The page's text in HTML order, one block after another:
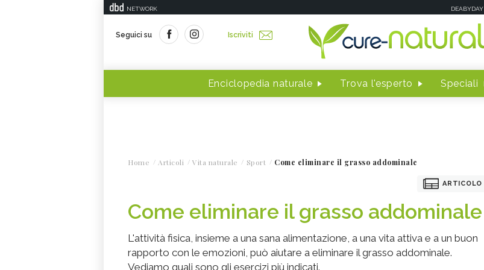
NETWORK DEABYDAY
Seguici su Iscriviti
Enciclopedia naturale Trova l'esperto Speciali
Home Articoli Vita naturale Sport Come eliminare il grasso addominale
ARTICOLO
Come eliminare il grasso addominale
L'attività fisica, insieme a una sana alimentazione, a una vita attiva e a un buon
rapporto con le emozioni, può aiutare a eliminare il grasso addominale.
Vediamo quali sono gli esercizi più indicati.